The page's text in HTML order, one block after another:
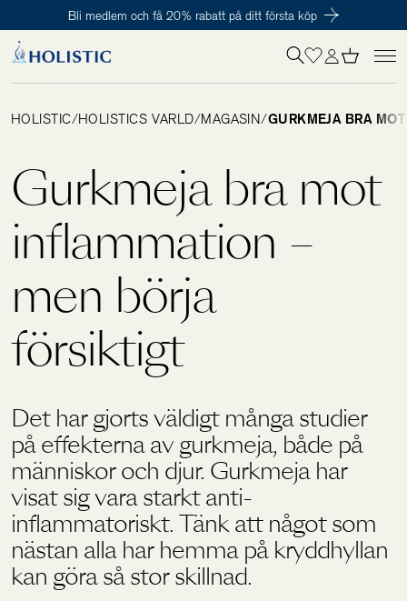
Bli medlem och få 20% rabatt på ditt första köp
Digitalt behovstest
Holistics värld
Utbildning
För återförsäljare
Tillagd i varukorgen Till kassan
För att påbörja en prenumeration hos oss så behöver du vara medlem i
Holistic Club. Det är helt kostnadsfritt.
HOLISTIC/HOLISTICS VÄRLD/MAGASIN/GURKMEJA BRA
Gurkmeja bra mot
inflammation –
men börja
försiktigt
Det har gjorts väldigt många studier
på effekterna av gurkmeja, både på
människor och djur. Gurkmeja har
visat sig vara starkt anti-
inflammatoriskt. Tänk att något som
nästan alla har hemma på kryddhyllan
kan göra så stor skillnad.